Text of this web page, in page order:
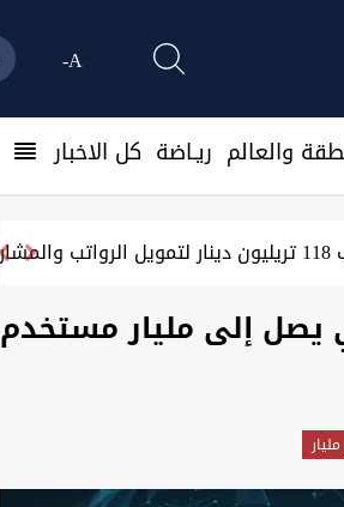
A-
والعالم ريـاضة كل الاخبار
إلى مليار مستخدم